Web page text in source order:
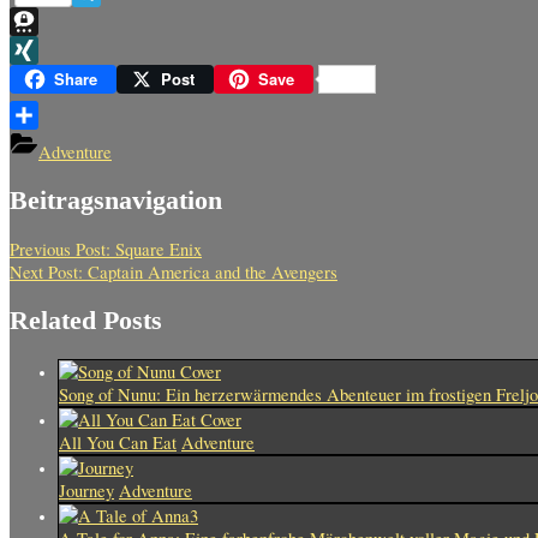
Telegram
Threema
XINGShare Post Save
TeilenAdventure
Beitragsnavigation
Previous Post: Square Enix
Next Post: Captain America and the Avengers
Related Posts
Song of Nunu: Ein herzerwärmendes Abenteuer im frostigen
All You Can Eat Adventure
Journey Adventure